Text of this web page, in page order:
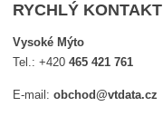
RYCHLÝ KONTAKT
Vysoké Mýto
Tel.:+420465 421 761
E-mail:obchod@vtdata.cz